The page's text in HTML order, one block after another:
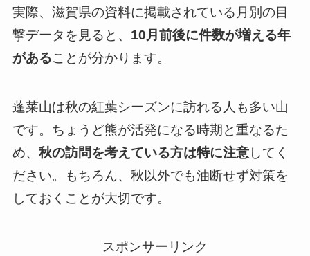
実際、滋賀県の資料に掲載されている月別の目
撃データを見ると、 10月前後に件数が増える年
があることが分かります。
蓬莱山は秋の紅葉シーズンに訪れる人も多い山
です。ちょうど熊が活発になる時期と重なるた
め、 秋の訪問を考えている方は特に注意してく
ださい。もちろん、秋以外でも油断せず対策を
しておくことが大切です。
スポンサーリンク